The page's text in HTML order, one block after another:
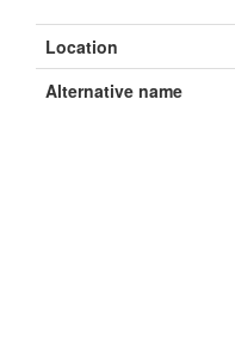
Location
Alternative name